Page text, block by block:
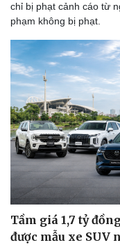
Văn hóa
chỉ bị phạt cảnh cáo từ
phạm không bị phạt.
Tầm giá 1,7 tỷ
được mẫu xe SUV